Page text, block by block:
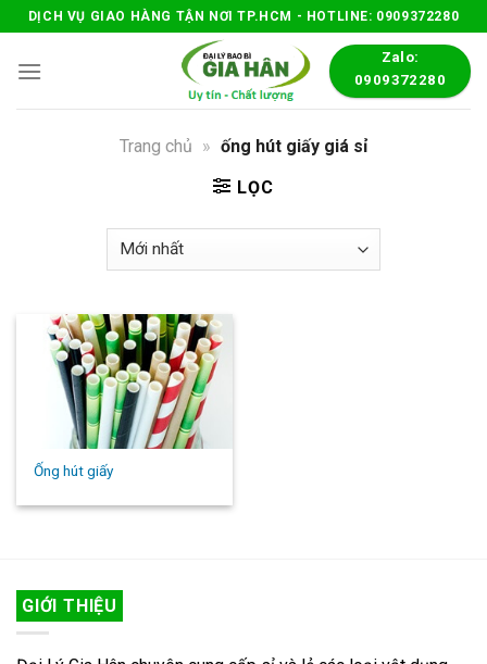
Skip
to
content
DỊCH VỤ GIAO HÀNG TẬN NƠI TP.HCM - HOTLINE: 0909372280
Zalo:
0909372280
Trang chủ » ống hút giấy giá sỉ
LỌC
Ống hút giấy
GIỚI THIỆU